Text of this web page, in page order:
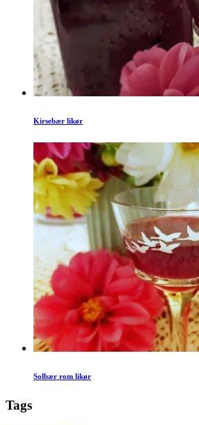
Kirsebær likør
Solbær rom likør
Tags